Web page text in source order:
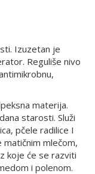
Izuzetan je
Reguliše nivo
materija.
starosti. Služi
pčele radilice I
mlečom,
koje će se razviti
i polenom.